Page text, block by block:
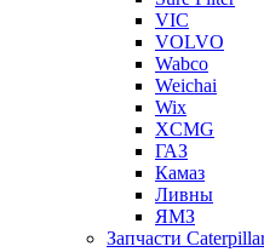
VIC
VOLVO
Wabco
Weichai
Wix
XCMG
ГАЗ
Камаз
Ливны
ЯМЗ
Запчасти